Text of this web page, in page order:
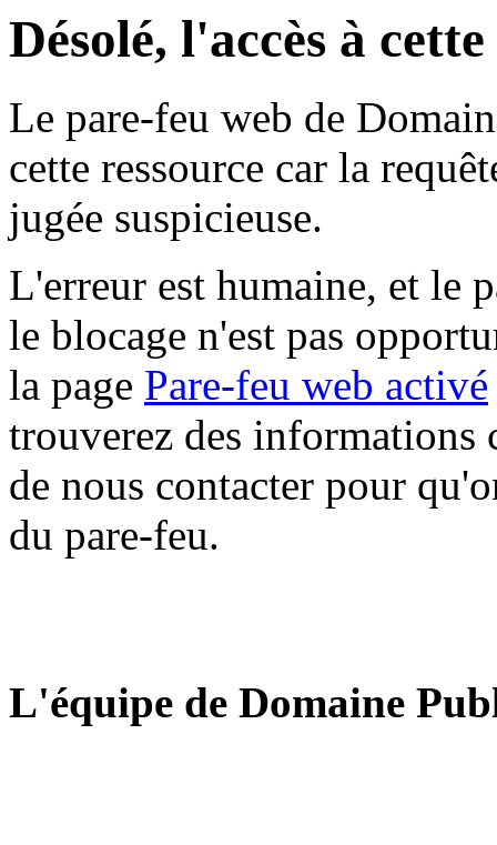
Désolé, l'accès à
Le pare-feu web de
cette ressource car la
jugée suspicieuse.
L'erreur est humaine, et le
le blocage n'est pas
la page Pare-feu web activé
trouverez des informations
de nous contacter pour
du pare-feu.
L'équipe de Domaine